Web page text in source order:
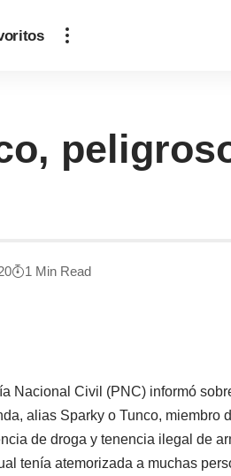
1 Min Read
Nacional Civil (PNC) informó
alias Sparky o Tunco, miembro
de droga y tenencia ilegal de
tenía atemorizada a muchas